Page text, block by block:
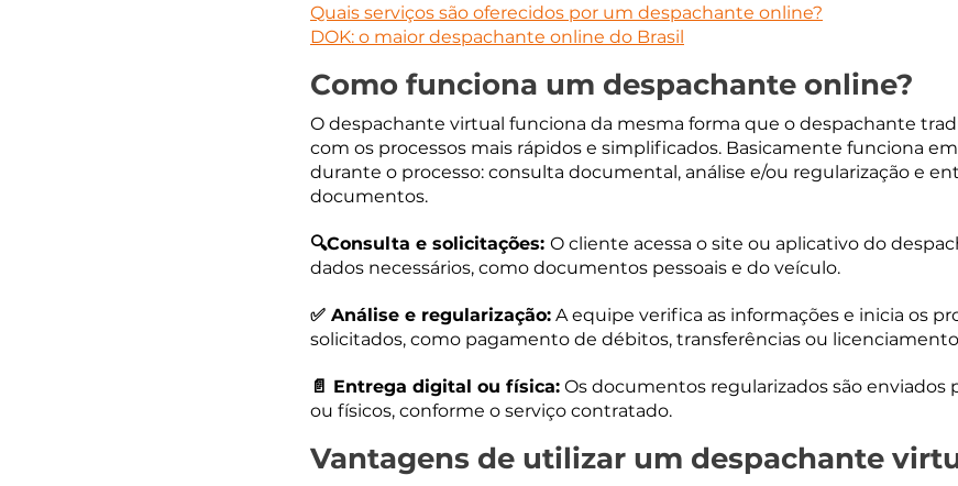
Quais serviços são oferecidos por um despachante online?
DOK: o maior despachante online do Brasil
Como funciona um despachante online?
O despachante virtual funciona da mesma forma que o despachante
com os processos mais rápidos e simplificados. Basicamente funciona
durante o processo: consulta documental, análise e/ou regularização e
documentos.
🔍Consulta e solicitações: O cliente acessa o site ou aplicativo do
dados necessários, como documentos pessoais e do veículo.
✅ Análise e regularização: A equipe verifica as informações e inicia os
solicitados, como pagamento de débitos, transferências ou
📄 Entrega digital ou física: Os documentos regularizados são enviados
ou físicos, conforme o serviço contratado.
Vantagens de utilizar um despachante